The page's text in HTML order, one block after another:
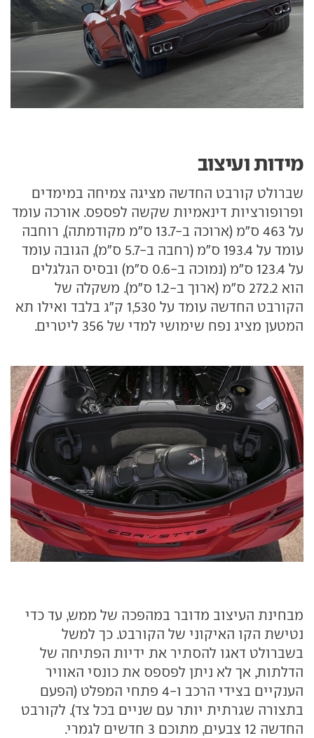
מידות ועיצוב
שברולט קורבט החדשה מציגה צמיחה במימדים
ופרופורציות דינאמיות שקשה לפספס. אורכה עומד
על 463 ס"מ (ארוכה ב-13.7 ס"מ מקודמתה), רוחבה
עומד על 193.4 ס"מ (רחבה ב-5.7 ס"מ), הגובה עומד
על 123.4 ס"מ (נמוכה ב-0.6 ס"מ) ובסיס הגלגלים
הוא 272.2 ס"מ (ארוך ב-1.2 ס"מ). משקלה של
הקורבט החדשה עומד על 1,530 ק"ג בלבד ואילו תא
המטען מציג נפח שימושי למדי של 356 ליטרים.
מבחינת העיצוב מדובר במהפכה של ממש, עד כדי
נטישת הקו האיקוני של הקורבט. כך למשל
בשברולט דאגו להסתיר את ידיות הפתיחה של
הדלתות, אך לא ניתן לפספס את כונסי האוויר
הענקיים בצידי הרכב ו-4 פתחי המפלט (הפעם
בתצורה שגרתית יותר עם שניים בכל צד). לקורבט
החדשה 12 צבעים, מתוכם 3 חדשים לגמרי.